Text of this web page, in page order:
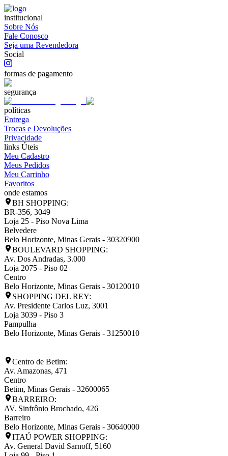
institucional
Sobre Nós
Fale Conosco
Seja uma Revendedora
Social
formas de pagamento
segurança
políticas
Entrega
Trocas e Devoluções
Privacidade
links Úteis
Meu Cadastro
Meus Pedidos
Meu Carrinho
Favoritos
onde estamos
BH SHOPPING:
BR-356, 3049
Loja 25 - Piso Nova Lima
Belvedere
Belo Horizonte, Minas Gerais - 30320900
BOULEVARD SHOPPING:
Av. Dos Andradas, 3.000
Loja 2075 - Piso 02
Centro
Belo Horizonte, Minas Gerais - 30120010
SHOPPING DEL REY:
Av. Presidente Carlos Luz, 3001
Loja 3039 - Piso 3
Pampulha
Belo Horizonte, Minas Gerais - 31250010
Centro de Betim:
Av. Amazonas, 471
Centro
Betim, Minas Gerais - 32600065
BARREIRO:
AV. Sinfrônio Brochado, 426
Barreiro
Belo Horizonte, Minas Gerais - 30640000
ITAÚ POWER SHOPPING:
Av. General David Sarnoff, 5160